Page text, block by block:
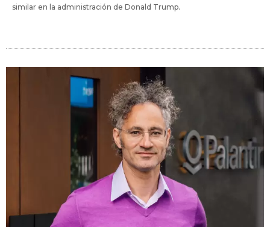
similar en la administración de Donald Trump.